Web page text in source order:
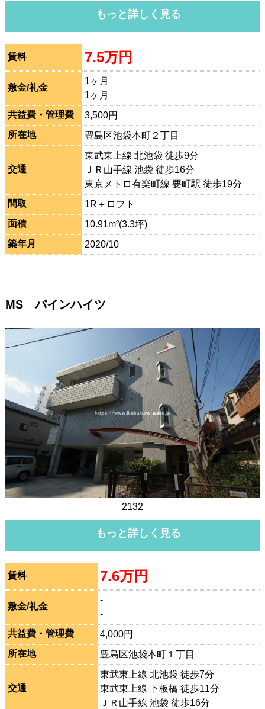
もっと詳しく見る
賃料 7.5万円
敷金/礼金
1ヶ月
1ヶ月
共益費・管理費
3,500円
所在地
豊島区池袋本町２丁目
交通
東武東上線 北池袋 徒歩9分
ＪＲ山手線 池袋 徒歩16分
東京メトロ有楽町線 要町駅 徒歩19分
間取
1R＋ロフト
面積
10.91m²(3.3坪)
築年月
2020/10
MS パインハイツ
2132
もっと詳しく見る
賃料 7.6万円
敷金/礼金
-
-
共益費・管理費
4,000円
所在地
豊島区池袋本町１丁目
交通
東武東上線 北池袋 徒歩7分
東武東上線 下板橋 徒歩11分
ＪＲ山手線 池袋 徒歩16分